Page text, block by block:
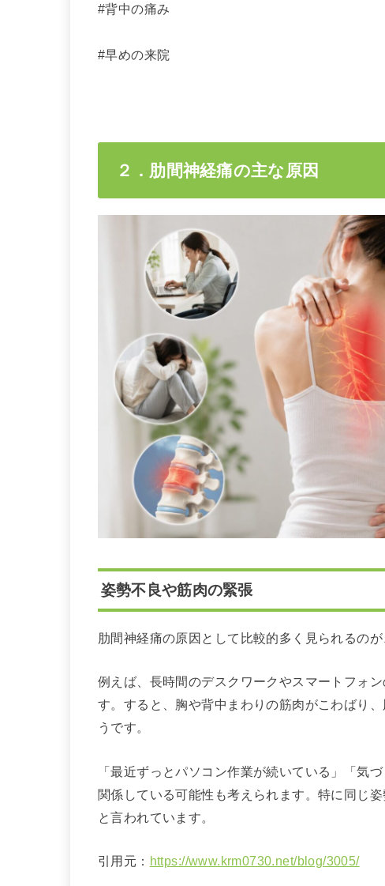
#背中の痛み
#早めの来院
２．肋間神経痛の主な原因
姿勢不良や筋肉の緊張
肋間神経痛の原因として比較的多く見られるの
例えば、長時間のデスクワークやスマートフォ
す。すると、胸や背中まわりの筋肉がこわばり
うです。
「最近ずっとパソコン作業が続いている」「気
関係している可能性も考えられます。特に同じ
と言われています。
引用元： https://www.krm0730.net/blog/3005/